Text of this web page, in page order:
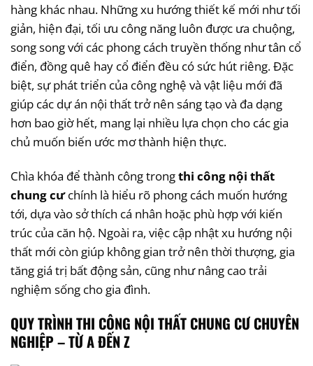
hàng khác nhau. Những xu hướng thiết kế mới như tối
giản, hiện đại, tối ưu công năng luôn được ưa chuộng,
song song với các phong cách truyền thống như tân cổ
điển, đồng quê hay cổ điển đều có sức hút riêng. Đặc
biệt, sự phát triển của công nghệ và vật liệu mới đã
giúp các dự án nội thất trở nên sáng tạo và đa dạng
hơn bao giờ hết, mang lại nhiều lựa chọn cho các gia
chủ muốn biến ước mơ thành hiện thực.
Chìa khóa để thành công trongthi công nội thất
chung cưchính là hiểu rõ phong cách muốn hướng
tới, dựa vào sở thích cá nhân hoặc phù hợp với kiến
trúc của căn hộ. Ngoài ra, việc cập nhật xu hướng nội
thất mới còn giúp không gian trở nên thời thượng, gia
tăng giá trị bất động sản, cũng như nâng cao trải
nghiệm sống cho gia đình.
QUY TRÌNH THI CÔNG NỘI THẤT CHUNG CƯ CHUYÊN
NGHIỆP – TỪ A ĐẾN Z